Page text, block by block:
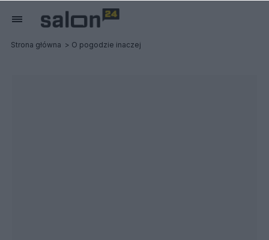
Strona główna O pogodzie inaczej